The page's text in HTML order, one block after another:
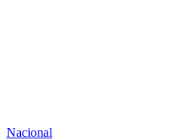
Nacional